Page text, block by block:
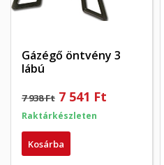
Gázégő öntvény 3
lábú
7 938 Ft 7 541 Ft
Raktárkészleten
Kosárba